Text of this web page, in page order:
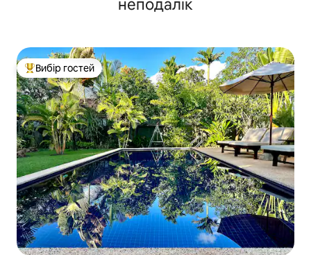
неподалік
Топ вибір гостей
Вибір гостей